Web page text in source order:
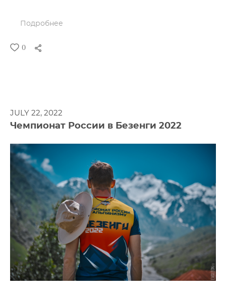
Подробнее
0
JULY 22, 2022
Чемпионат России в Безенги 2022